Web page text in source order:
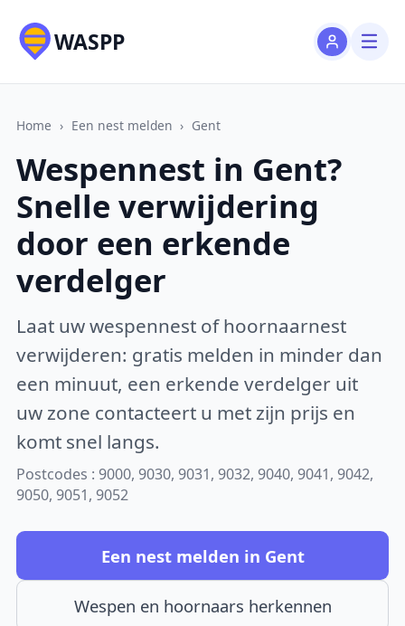
WASPP
Home › Een nest melden › Gent
Wespennest in Gent?
Snelle verwijdering
door een erkende
verdelger
Laat uw wespennest of hoornaarnest
verwijderen: gratis melden in minder dan
een minuut, een erkende verdelger uit
uw zone contacteert u met zijn prijs en
komt snel langs.
Postcodes : 9000, 9030, 9031, 9032, 9040, 9041, 9042,
9050, 9051, 9052
Een nest melden in Gent
Wespen en hoornaars herkennen